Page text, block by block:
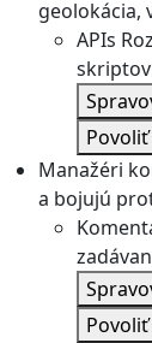
geolokácia,
APIs
Povoliť
Manažéri
a bojujú
Povoliť